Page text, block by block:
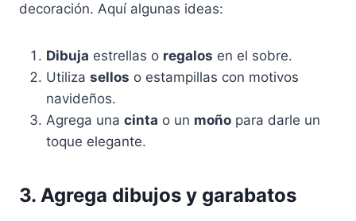
decoración. Aquí algunas ideas:
Dibuja estrellas o regalos en el sobre.
Utiliza sellos o estampillas con motivos
navideños.
Agrega una cinta o un moño para darle un
toque elegante.
3. Agrega dibujos y garabatos